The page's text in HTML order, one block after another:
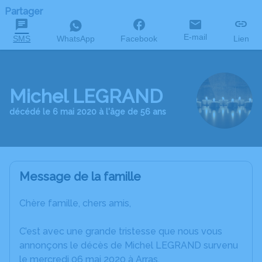
Partager
SMS WhatsApp Facebook E-mail Lien
Michel LEGRAND
décédé le 6 mai 2020 à l'âge de 56 ans
Message de la famille
Chère famille, chers amis,
C’est avec une grande tristesse que nous vous
annonçons le décès de Michel LEGRAND survenu
le mercredi 06 mai 2020 à Arras.